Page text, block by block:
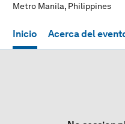
Metro Manila, Philippines
Inicio Acerca del